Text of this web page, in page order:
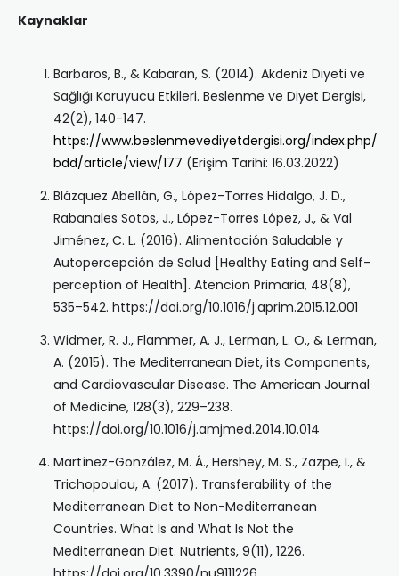
Kaynaklar
Barbaros, B., & Kabaran, S. (2014). Akdeniz Diyeti ve
Sağlığı Koruyucu Etkileri. Beslenme ve Diyet Dergisi,
42(2), 140-147.
https://www.beslenmevediyetdergisi.org/index.php/
bdd/article/view/177 (Erişim Tarihi: 16.03.2022)
Blázquez Abellán, G., López-Torres Hidalgo, J. D.,
Rabanales Sotos, J., López-Torres López, J., & Val
Jiménez, C. L. (2016). Alimentación Saludable y
Autopercepción de Salud [Healthy Eating and Self-
perception of Health]. Atencion Primaria, 48(8),
535–542. https://doi.org/10.1016/j.aprim.2015.12.001
Widmer, R. J., Flammer, A. J., Lerman, L. O., & Lerman,
A. (2015). The Mediterranean Diet, its Components,
and Cardiovascular Disease. The American Journal
of Medicine, 128(3), 229–238.
https://doi.org/10.1016/j.amjmed.2014.10.014
Martínez-González, M. Á., Hershey, M. S., Zazpe, I., &
Trichopoulou, A. (2017). Transferability of the
Mediterranean Diet to Non-Mediterranean
Countries. What Is and What Is Not the
Mediterranean Diet. Nutrients, 9(11), 1226.